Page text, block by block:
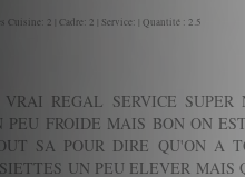
Cuisine: 2 | Cadre: 2 | Service: | Quantité : 2.5
VRAI REGAL SERVICE
PEU FROIDE MAIS BON ON
SA POUR DIRE QU'ON A
UN PEU ELEVER